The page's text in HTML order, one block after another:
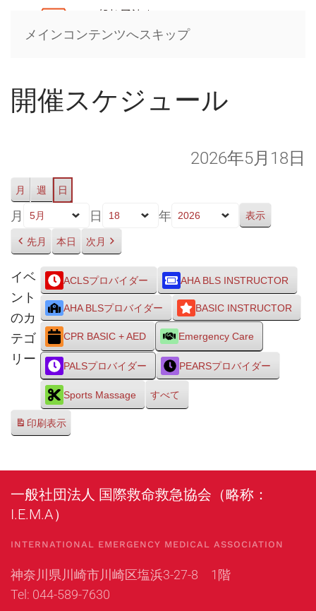
メインコンテンツへスキップ
開催スケジュール
2026年5月18日
月 週 日
月 日 年
先月 本日 次月
イベ
ント
のカ
テゴ
リー
ACLSプロバイダー AHA BLS INSTRUCTOR
AHA BLSプロバイダー BASIC INSTRUCTOR
CPR BASIC + AED Emergency Care
PALSプロバイダー PEARSプロバイダー
Sports Massage すべて
印刷表示
一般社団法人 国際救命救急協会（略称：
I.E.M.A）
INTERNATIONAL EMERGENCY MEDICAL ASSOCIATION
神奈川県川崎市川崎区塩浜3-27-8 1階
Tel: 044-589-7630